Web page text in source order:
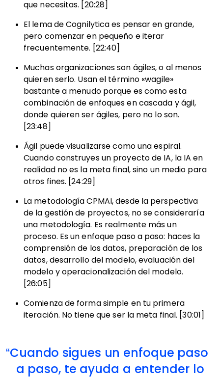
que necesitas. [20:28]
El lema de Cognilytica es pensar en grande,
pero comenzar en pequeño e iterar
frecuentemente. [22:40]
Muchas organizaciones son ágiles, o al menos
quieren serlo. Usan el término «wagile»
bastante a menudo porque es como esta
combinación de enfoques en cascada y ágil,
donde quieren ser ágiles, pero no lo son.
[23:48]
Ágil puede visualizarse como una espiral.
Cuando construyes un proyecto de IA, la IA en
realidad no es la meta final, sino un medio para
otros fines. [24:29]
La metodología CPMAI, desde la perspectiva
de la gestión de proyectos, no se consideraría
una metodología. Es realmente más un
proceso. Es un enfoque paso a paso: haces la
comprensión de los datos, preparación de los
datos, desarrollo del modelo, evaluación del
modelo y operacionalización del modelo.
[26:05]
Comienza de forma simple en tu primera
iteración. No tiene que ser la meta final. [30:01]
Cuando sigues un enfoque paso
a paso, te ayuda a entender lo